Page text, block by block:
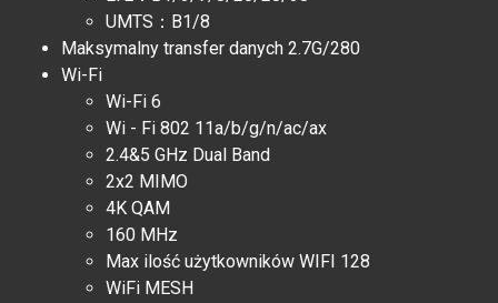
UMTS：B1/8
Maksymalny transfer danych 2.7G/280
Wi-Fi
Wi-Fi 6
Wi - Fi 802 11a/b/g/n/ac/ax
2.4&5 GHz Dual Band
2x2 MIMO
4K QAM
160 MHz
Max ilość użytkowników WIFI 128
WiFi MESH